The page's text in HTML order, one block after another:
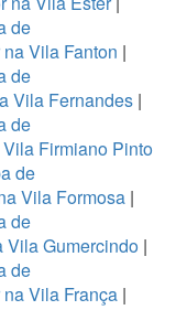
de
Vila Fanton |
de
Vila Fernandes |
de
Firmiano Pinto
de
Vila Formosa |
de
Vila Gumercindo |
de
Vila França |